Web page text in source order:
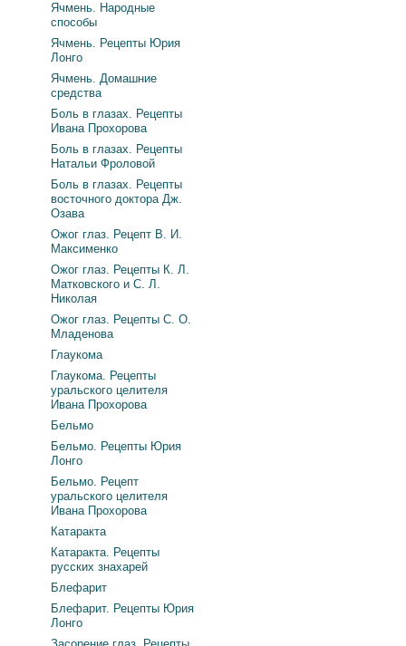
Ячмень. Народные
способы
Ячмень. Рецепты Юрия
Лонго
Ячмень. Домашние
средства
Боль в глазах. Рецепты
Ивана Прохорова
Боль в глазах. Рецепты
Натальи Фроловой
Боль в глазах. Рецепты
восточного доктора Дж.
Озава
Ожог глаз. Рецепт В. И.
Максименко
Ожог глаз. Рецепты К. Л.
Матковского и С. Л.
Николая
Ожог глаз. Рецепты С. О.
Младенова
Глаукома
Глаукома. Рецепты
уральского целителя
Ивана Прохорова
Бельмо
Бельмо. Рецепты Юрия
Лонго
Бельмо. Рецепт
уральского целителя
Ивана Прохорова
Катаракта
Катаракта. Рецепты
русских знахарей
Блефарит
Блефарит. Рецепты Юрия
Лонго